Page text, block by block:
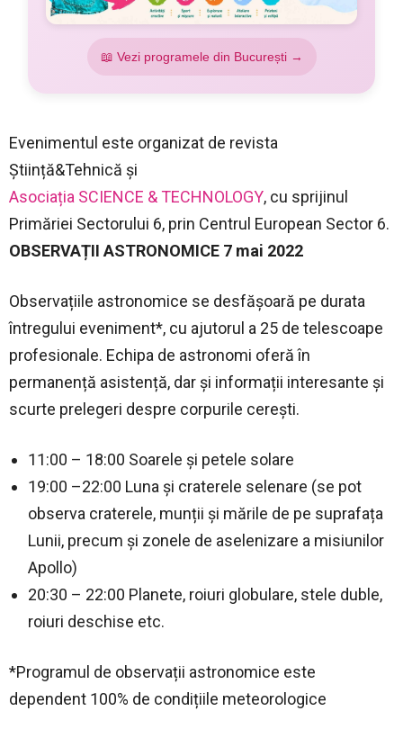
📖 Vezi programele din București →
Evenimentul este organizat de revista
Știință&Tehnică și
Asociația SCIENCE & TECHNOLOGY, cu sprijinul
Primăriei Sectorului 6, prin Centrul European Sector 6.
OBSERVAȚII ASTRONOMICE 7 mai 2022
Observațiile astronomice se desfășoară pe durata
întregului eveniment*, cu ajutorul a 25 de telescoape
profesionale. Echipa de astronomi oferă în
permanență asistență, dar și informații interesante și
scurte prelegeri despre corpurile cerești.
11:00 – 18:00 Soarele și petele solare
19:00 –22:00 Luna și craterele selenare (se pot
observa craterele, munții și mările de pe suprafața
Lunii, precum și zonele de aselenizare a misiunilor
Apollo)
20:30 – 22:00 Planete, roiuri globulare, stele duble,
roiuri deschise etc.
*Programul de observații astronomice este
dependent 100% de condițiile meteorologice